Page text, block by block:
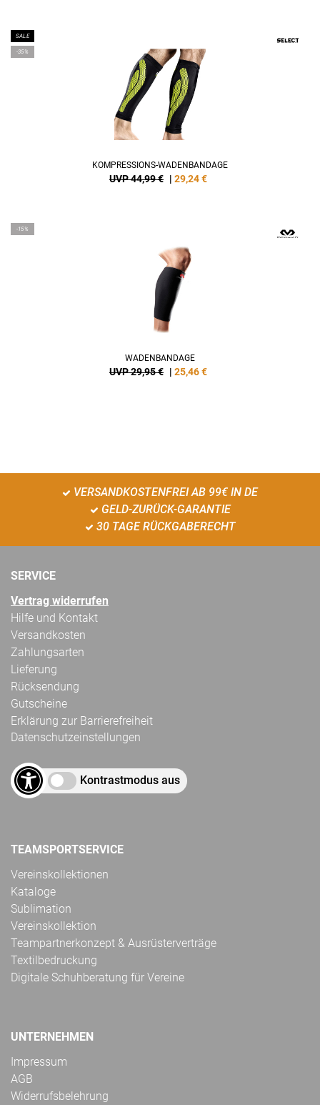
SALE
-35%
KOMPRESSIONS-WADENBANDAGE
UVP 44,99 € | 29,24€
-15%
WADENBANDAGE
UVP 29,95 € | 25,46€
VERSANDKOSTENFREI AB 99€ IN DE
GELD-ZURÜCK-GARANTIE
30 TAGE RÜCKGABERECHT
SERVICE
Vertrag widerrufen
Hilfe und Kontakt
Versandkosten
Zahlungsarten
Lieferung
Rücksendung
Gutscheine
Erklärung zur Barrierefreiheit
Datenschutzeinstellungen
Kontrastmodus aus
TEAMSPORTSERVICE
Vereinskollektionen
Kataloge
Sublimation
Vereinskollektion
Teampartnerkonzept & Ausrüsterverträge
Textilbedruckung
Digitale Schuhberatung für Vereine
UNTERNEHMEN
Impressum
AGB
Widerrufsbelehrung